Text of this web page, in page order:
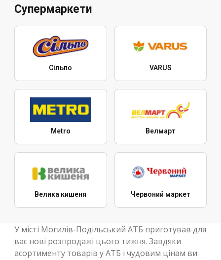
Супермаркети
Сільпо VARUS
Metro Велмарт
Велика кишеня Червоний маркет
У місті Могилів-Подільський АТБ приготував для
вас нові розпродажі цього тижня. Завдяки
асортименту товарів у АТБ і чудовим цінам ви